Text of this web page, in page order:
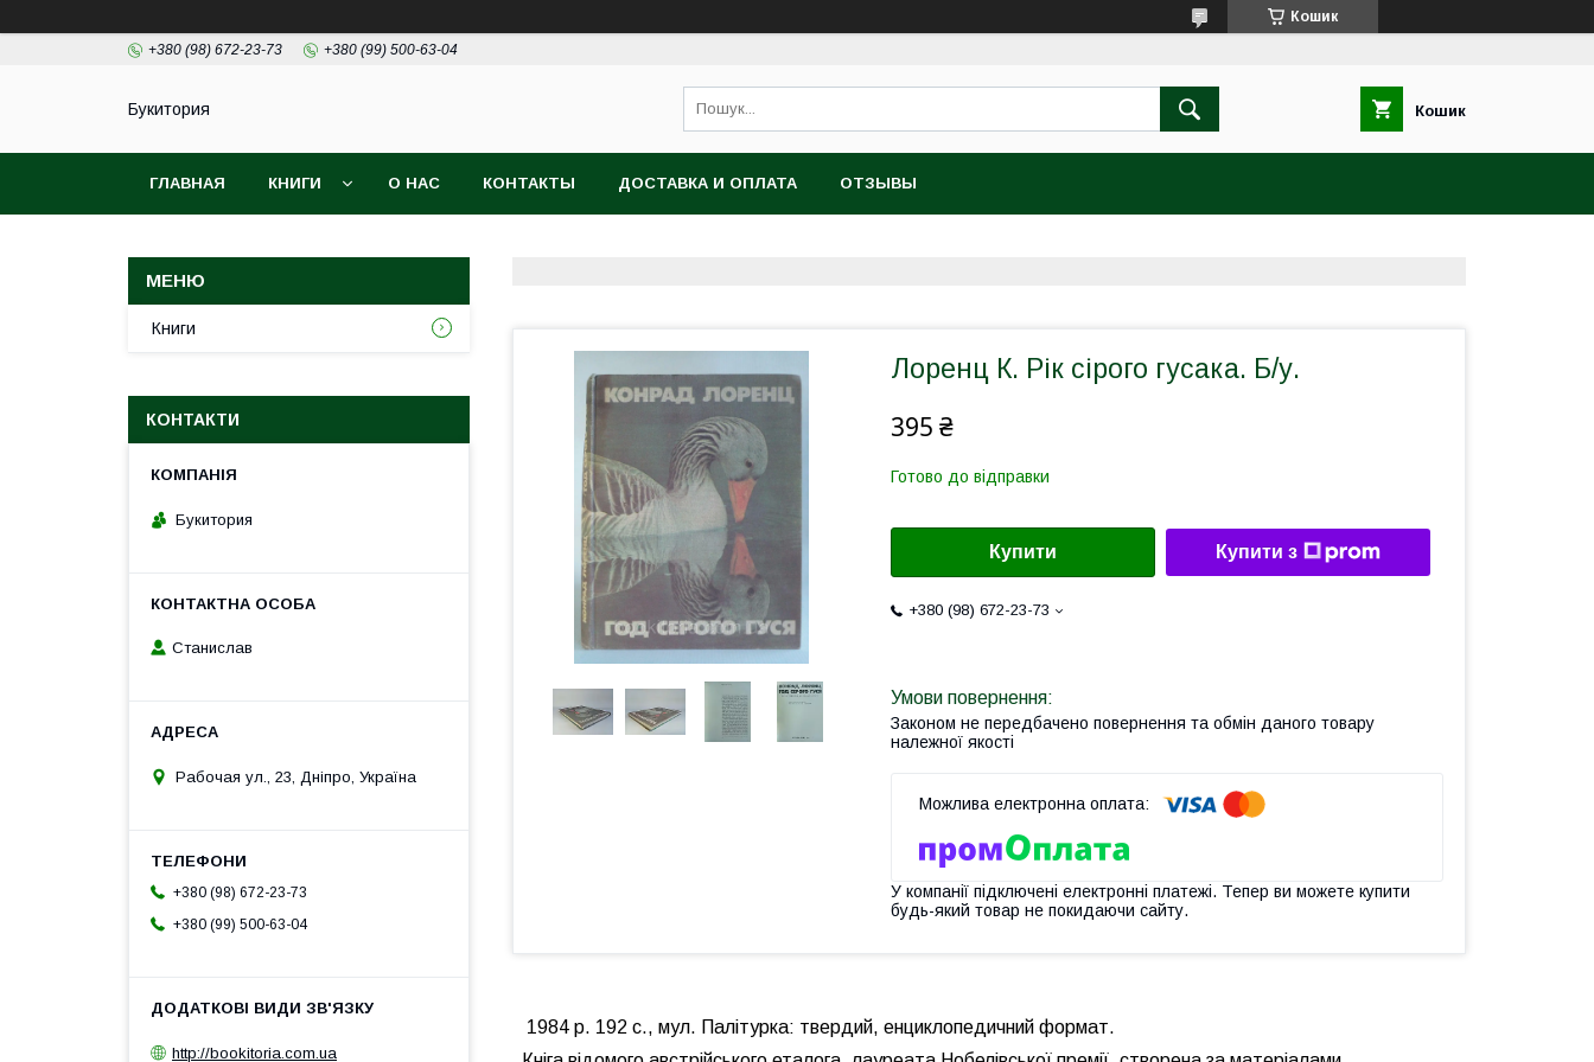
Кошик
+380 (98) 672-23-73 +380 (99) 500-63-04
Букитория Кошик
ГЛАВНАЯ КНИГИ О НАС КОНТАКТЫ ДОСТАВКА И ОПЛАТА ОТЗЫВЫ
Лоренц К. Рік сірого гусака. Б/у.
395 ₴
Готово до відправки
Купити Купити з
+380 (98) 672-23-73
Законом не передбачено повернення та обмін даного товару
належної якості
У компанії підключені електронні платежі. Тепер ви можете купити
будь-який товар не покидаючи сайту.
1984 р. 192 с., мул. Палітурка: твердий, енциклопедичний формат.
Книги
КОНТАКТИ
Букитория
Станислав
Рабочая ул., 23, Дніпро, Україна
+380 (98) 672-23-73
+380 (99) 500-63-04
http://bookitoria.com.ua